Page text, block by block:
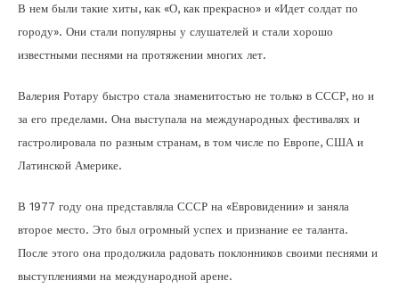
В нем были такие хиты, как «О, как прекрасно» и «Идет солдат по
городу». Они стали популярны у слушателей и стали хорошо
известными песнями на протяжении многих лет.
Валерия Ротару быстро стала знаменитостью не только в СССР, но и
за его пределами. Она выступала на международных фестивалях и
гастролировала по разным странам, в том числе по Европе, США и
Латинской Америке.
В 1977 году она представляла СССР на «Евровидении» и заняла
второе место. Это был огромный успех и признание ее таланта.
После этого она продолжила радовать поклонников своими песнями и
выступлениями на международной арене.